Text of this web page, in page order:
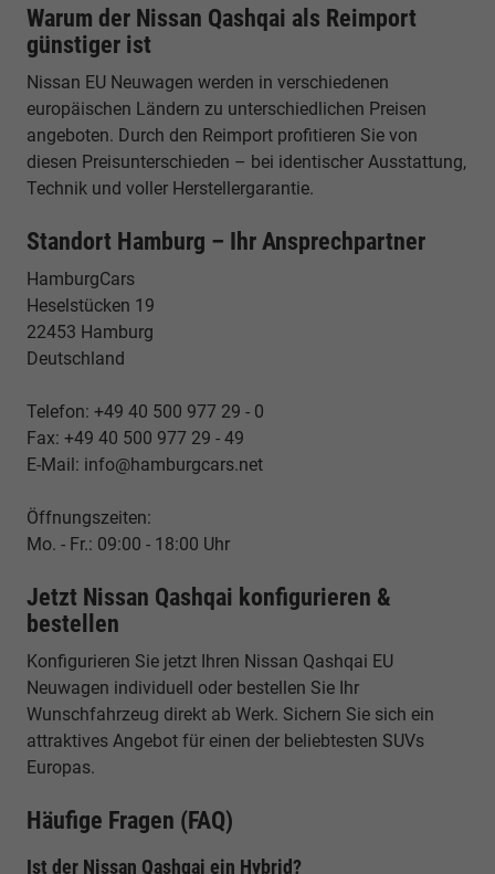
Warum der Nissan Qashqai als Reimport
günstiger ist
Nissan EU Neuwagen werden in verschiedenen
europäischen Ländern zu unterschiedlichen Preisen
angeboten. Durch den Reimport profitieren Sie von
diesen Preisunterschieden – bei identischer Ausstattung,
Technik und voller Herstellergarantie.
Standort Hamburg – Ihr Ansprechpartner
HamburgCars
Heselstücken 19
22453 Hamburg
Deutschland
Telefon: +49 40 500 977 29 - 0
Fax: +49 40 500 977 29 - 49
E-Mail: info@hamburgcars.net
Öffnungszeiten:
Mo. - Fr.: 09:00 - 18:00 Uhr
Jetzt Nissan Qashqai konfigurieren &
bestellen
Konfigurieren Sie jetzt Ihren Nissan Qashqai EU
Neuwagen individuell oder bestellen Sie Ihr
Wunschfahrzeug direkt ab Werk. Sichern Sie sich ein
attraktives Angebot für einen der beliebtesten SUVs
Europas.
Häufige Fragen (FAQ)
Ist der Nissan Qashqai ein Hybrid?